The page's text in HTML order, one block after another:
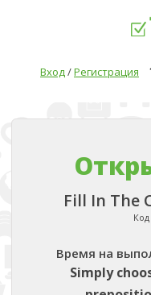
Вход/Регистрация
Fill In The
Код
Время на
Simply